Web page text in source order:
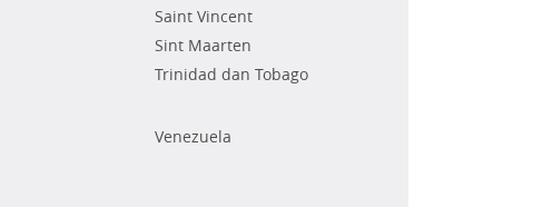
Saint Vincent
Sint Maarten
Trinidad dan Tobago
Venezuela